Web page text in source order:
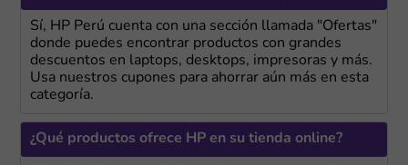
Sí, HP Perú cuenta con una sección llamada "Ofertas"
donde puedes encontrar productos con grandes
descuentos en laptops, desktops, impresoras y más.
Usa nuestros cupones para ahorrar aún más en esta
categoría.
¿Qué productos ofrece HP en su tienda online?